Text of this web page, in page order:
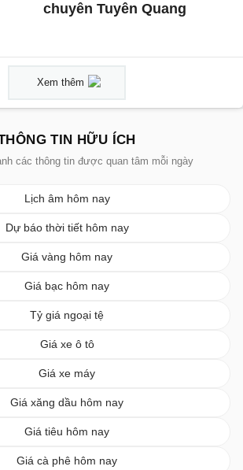
chuyên Tuyên Quang
Xem thêm
TIN HỮU ÍCH
các thông tin được quan tâm mỗi ngày
Lịch âm hôm nay
Dự báo thời tiết hôm nay
Giá vàng hôm nay
Giá bạc hôm nay
Tỷ giá ngoại tệ
Giá xe ô tô
Giá xe máy
Giá xăng dầu hôm nay
Giá tiêu hôm nay
Giá cà phê hôm nay